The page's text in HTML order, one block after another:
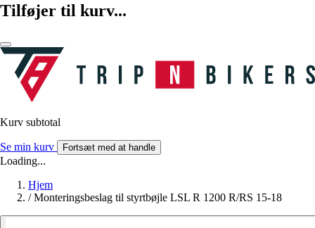
Tilføjer til kurv...
Kurv subtotal
Se min kurv Fortsæt med at handle
Loading...
Hjem
/ Monteringsbeslag til styrtbøjle LSL R 1200 R/RS 15-18